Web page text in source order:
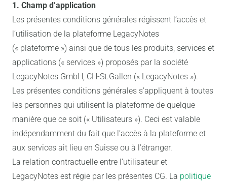
1. Champ d’application
Les présentes conditions générales régissent l’accès et
l’utilisation de la plateforme LegacyNotes
(« plateforme ») ainsi que de tous les produits, services et
applications (« services ») proposés par la société
LegacyNotes GmbH, CH-St.Gallen (« LegacyNotes »).
Les présentes conditions générales s’appliquent à toutes
les personnes qui utilisent la plateforme de quelque
manière que ce soit (« Utilisateurs »). Ceci est valable
indépendamment du fait que l’accès à la plateforme et
aux services ait lieu en Suisse ou à l’étranger.
La relation contractuelle entre l’utilisateur et
LegacyNotes est régie par les présentes CG. La politique